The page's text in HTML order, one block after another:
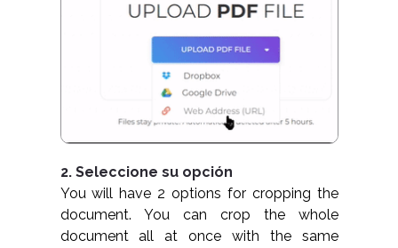
2. Seleccione su opción
You will have 2 options for cropping the
document. You can crop the whole
document all at once with the same